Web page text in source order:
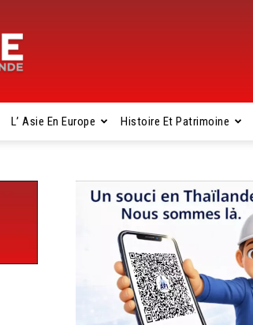
L’ Asie En Europe Histoire Et Patrimoine